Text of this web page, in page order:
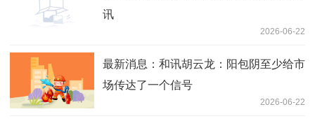
讯
2026-06-22
最新消息：和讯胡云龙：阳包阴至少给市
场传达了一个信号
2026-06-22